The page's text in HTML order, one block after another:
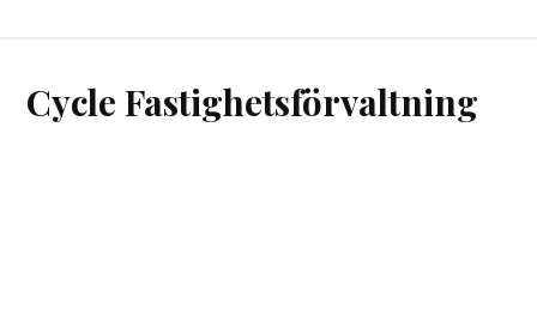
Cycle Fastighetsförvaltning